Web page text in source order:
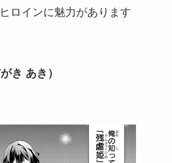
ロインに魅力があります
き あき）